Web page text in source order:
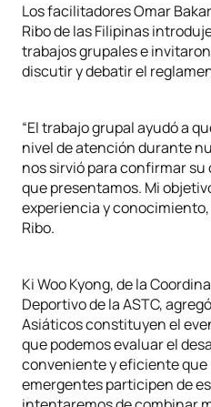
Los facilitadores Omar
Ribo de las Filipinas
trabajos grupales e
discutir y debatir el
“El trabajo grupal ayudó a
nivel de atención durante
nos sirvió para confirmar
que presentamos. Mi
experiencia y conocimiento,
Ribo.
Ki Woo Kyong, de la
Deportivo de la ASTC,
Asiáticos constituyen el
que podemos evaluar el
conveniente y eficiente que
emergentes participen de